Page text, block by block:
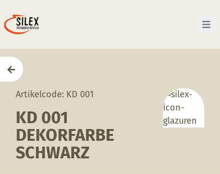
Open
Artikelcode: KD 001
KD 001
DEKORFARBE
SCHWARZ